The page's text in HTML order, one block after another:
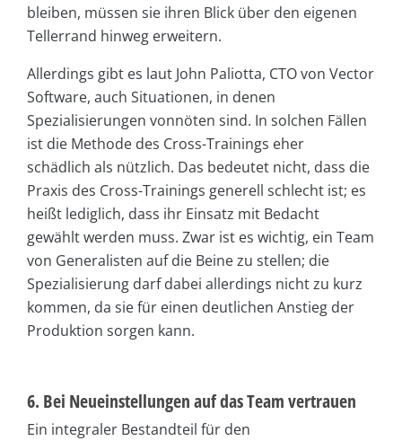
bleiben, müssen sie ihren Blick über den eigenen
Tellerrand hinweg erweitern.
Allerdings gibt es laut John Paliotta, CTO von Vector
Software, auch Situationen, in denen
Spezialisierungen vonnöten sind. In solchen Fällen
ist die Methode des Cross-Trainings eher
schädlich als nützlich. Das bedeutet nicht, dass die
Praxis des Cross-Trainings generell schlecht ist; es
heißt lediglich, dass ihr Einsatz mit Bedacht
gewählt werden muss. Zwar ist es wichtig, ein Team
von Generalisten auf die Beine zu stellen; die
Spezialisierung darf dabei allerdings nicht zu kurz
kommen, da sie für einen deutlichen Anstieg der
Produktion sorgen kann.
6. Bei Neueinstellungen auf das Team vertrauen
Ein integraler Bestandteil für den